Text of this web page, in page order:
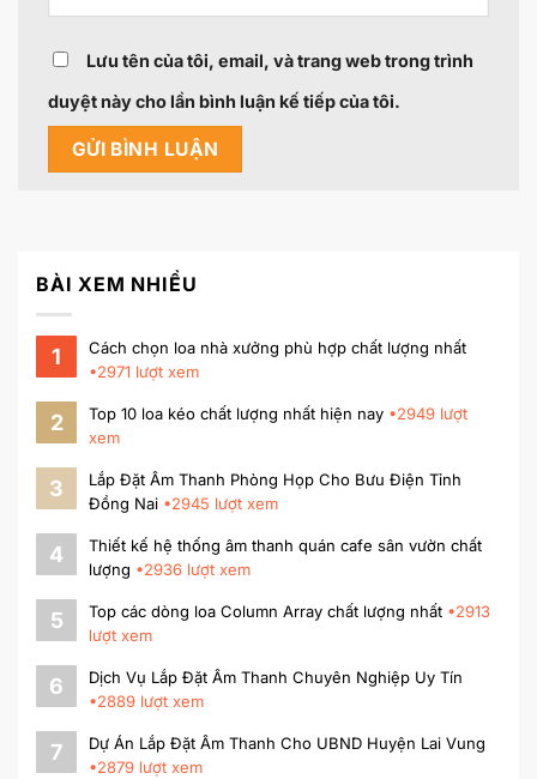
Lưu tên của tôi, email, và trang web trong trình
duyệt này cho lần bình luận kế tiếp của tôi.
BÀI XEM NHIỀU
1
Cách chọn loa nhà xưởng phù hợp chất lượng nhất
•2971 lượt xem
2 Top 10 loa kéo chất lượng nhất hiện nay •2949 lượt
xem
3
Lắp Đặt Âm Thanh Phòng Họp Cho Bưu Điện Tỉnh
Đồng Nai •2945 lượt xem
4
Thiết kế hệ thống âm thanh quán cafe sân vườn chất
lượng •2936 lượt xem
5 Top các dòng loa Column Array chất lượng nhất •2913
lượt xem
6
Dịch Vụ Lắp Đặt Âm Thanh Chuyên Nghiệp Uy Tín
•2889 lượt xem
7
Dự Án Lắp Đặt Âm Thanh Cho UBND Huyện Lai Vung
•2879 lượt xem